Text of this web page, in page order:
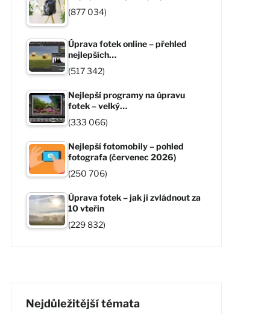
(877 034)
Úprava fotek online – přehled
nejlepších…
(517 342)
Nejlepší programy na úpravu
fotek – velký…
(333 066)
Nejlepší fotomobily – pohled
fotografa (červenec 2026)
(250 706)
Úprava fotek – jak ji zvládnout za
10 vteřin
(229 832)
Nejdůležitější témata